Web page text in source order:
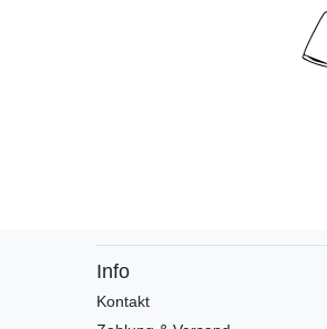
Info
Kontakt